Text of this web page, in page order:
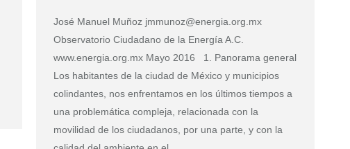
José Manuel Muñoz jmmunoz@energia.org.mx
Observatorio Ciudadano de la Energía A.C.
www.energia.org.mx Mayo 2016 1. Panorama general
Los habitantes de la ciudad de México y municipios
colindantes, nos enfrentamos en los últimos tiempos a
una problemática compleja, relacionada con la
movilidad de los ciudadanos, por una parte, y con la